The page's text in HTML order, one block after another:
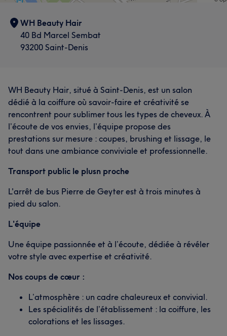
WH Beauty Hair
40 Bd Marcel Sembat
93200 Saint-Denis
WH Beauty Hair, situé à Saint-Denis, est un salon
dédié à la coiffure où savoir-faire et créativité se
rencontrent pour sublimer tous les types de cheveux. À
l’écoute de vos envies, l’équipe propose des
prestations sur mesure : coupes, brushing et lissage, le
tout dans une ambiance conviviale et professionnelle.
Transport public le plusn proche
L'arrêt de bus Pierre de Geyter est à trois minutes à
pied du salon.
L'équipe
Une équipe passionnée et à l’écoute, dédiée à révéler
votre style avec expertise et créativité.
Nos coups de cœur :
L’atmosphère : un cadre chaleureux et convivial.
Les spécialités de l’établissement : la coiffure, les
colorations et les lissages.